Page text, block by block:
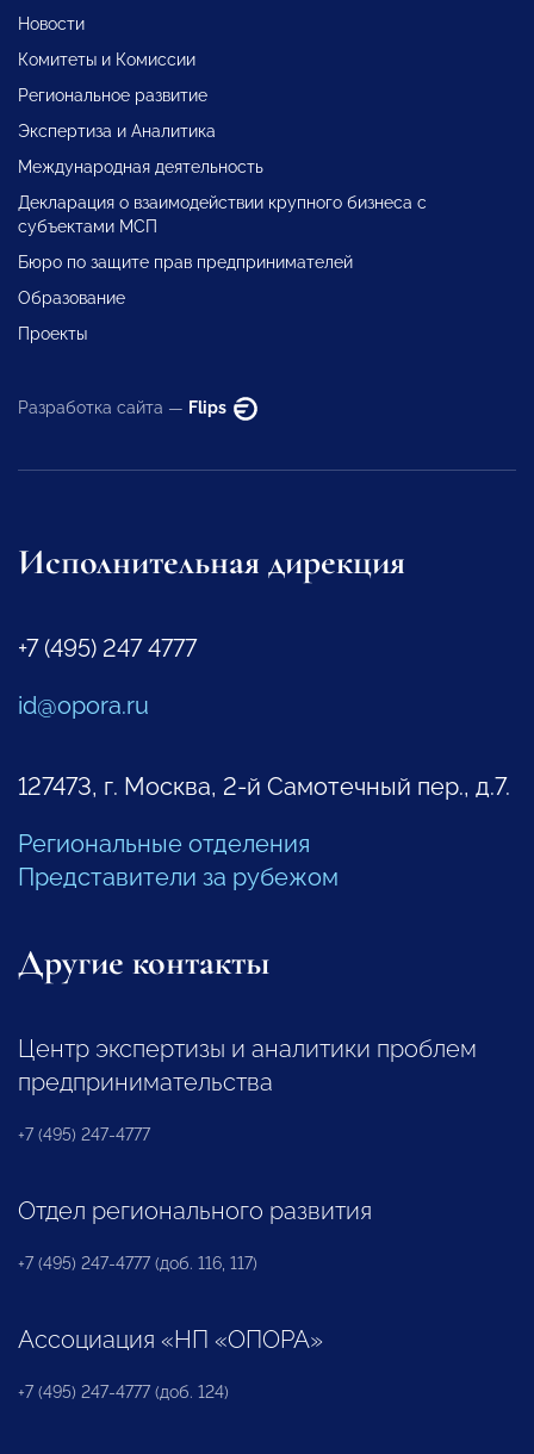
Новости
Комитеты и Комиссии
Региональное развитие
Экспертиза и Аналитика
Международная деятельность
Декларация о взаимодействии крупного бизнеса с
субъектами МСП
Бюро по защите прав предпринимателей
Образование
Проекты
Разработка сайта — Flips
Исполнительная дирекция
+7 (495) 247 4777
id@opora.ru
127473, г. Москва, 2-й Самотечный пер., д.7.
Региональные отделения
Представители за рубежом
Другие контакты
Центр экспертизы и аналитики проблем
предпринимательства
+7 (495) 247-4777
Отдел регионального развития
+7 (495) 247-4777 (доб. 116, 117)
Ассоциация «НП «ОПОРА»
+7 (495) 247-4777 (доб. 124)